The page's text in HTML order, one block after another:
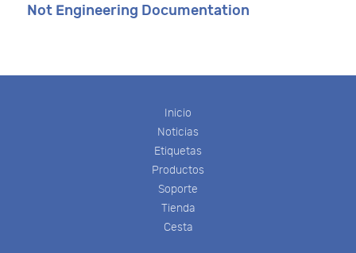
Not Engineering Documentation
Inicio
Noticias
Etiquetas
Productos
Soporte
Tienda
Cesta